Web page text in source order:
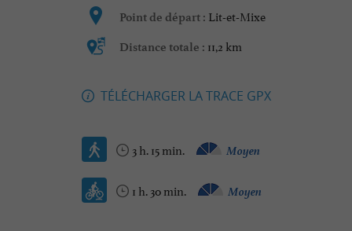
Point de départ : Lit-et-Mixe
Distance totale : 11,2 km
TÉLÉCHARGER LA TRACE GPX
3 h. 15 min. Moyen
1 h. 30 min. Moyen